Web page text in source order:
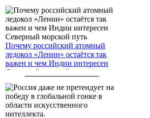
Почему российский атомный
ледокол «Ленин» остаётся так
важен и чем Индии интересен
Северный морской путь